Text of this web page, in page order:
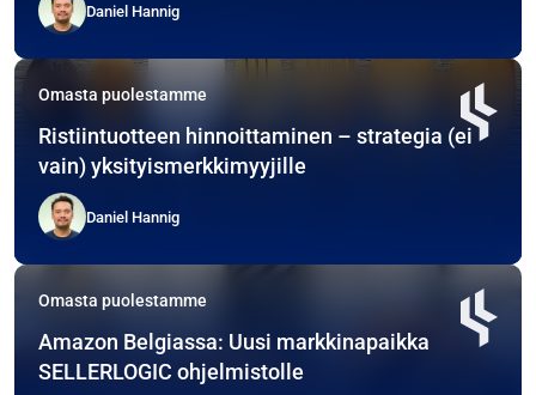
Daniel Hannig
Omasta puolestamme
Ristiintuotteen hinnoittaminen – strategia (ei
vain) yksityismerkkimyyjille
Daniel Hannig
Omasta puolestamme
Amazon Belgiassa: Uusi markkinapaikka
SELLERLOGIC ohjelmistolle